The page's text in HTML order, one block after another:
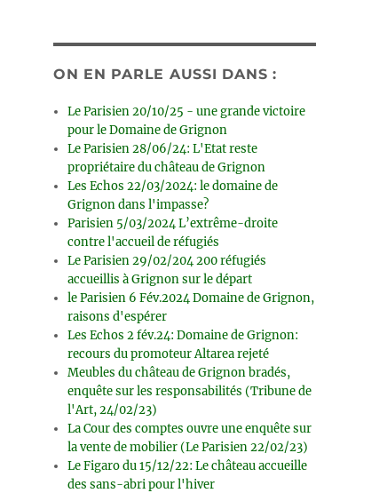
ON EN PARLE AUSSI DANS :
Le Parisien 20/10/25 - une grande victoire
pour le Domaine de Grignon
Le Parisien 28/06/24: L'Etat reste
propriétaire du château de Grignon
Les Echos 22/03/2024: le domaine de
Grignon dans l'impasse?
Parisien 5/03/2024 L’extrême-droite
contre l'accueil de réfugiés
Le Parisien 29/02/204 200 réfugiés
accueillis à Grignon sur le départ
le Parisien 6 Fév.2024 Domaine de Grignon,
raisons d'espérer
Les Echos 2 fév.24: Domaine de Grignon:
recours du promoteur Altarea rejeté
Meubles du château de Grignon bradés,
enquête sur les responsabilités (Tribune de
l'Art, 24/02/23)
La Cour des comptes ouvre une enquête sur
la vente de mobilier (Le Parisien 22/02/23)
Le Figaro du 15/12/22: Le château accueille
des sans-abri pour l'hiver